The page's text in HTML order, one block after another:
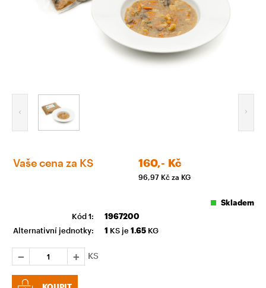
Vaše cena za KS 160,- Kč
96,97 Kč za KG
Skladem
Kód 1:
1967200
Alternativní jednotky:
1 KS je 1.65 KG
KS